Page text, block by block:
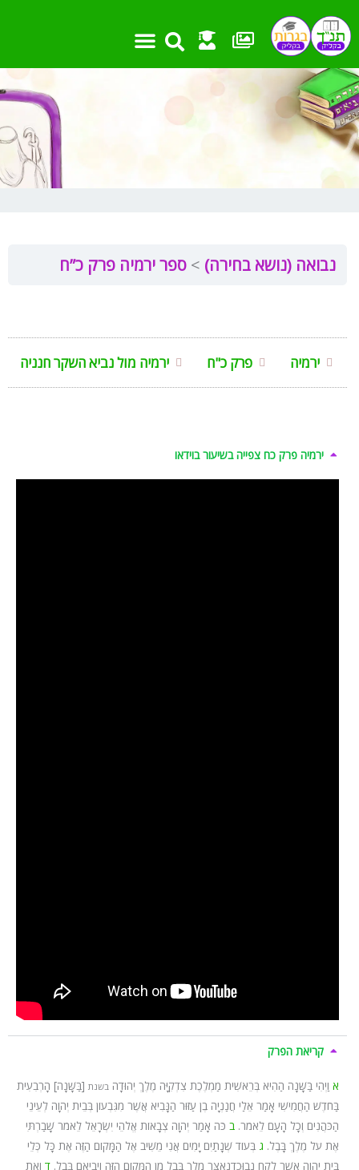
לתוכן
נבואה (נושא בחירה) ספר ירמיה פרק כ”ח
ירמיה פרק כ"ח ירמיה מול נביא השקר חנניה
ירמיה פרק כח צפייה בשיעור בוידאו
קריאת הפרק
א וַיְהִי בַּשָּׁנָה הַהִיא בְּרֵאשִׁית מַמְלֶכֶת צִדְקִיָּה מֶלֶךְ יְהוּדָה בשנת [בַּשָּׁנָה] הָרְבִעִית
בַּחֹדֶשׁ הַחֲמִישִׁי אָמַר אֵלַי חֲנַנְיָה בֶן עַזּוּר הַנָּבִיא אֲשֶׁר מִגִּבְעוֹן בְּבֵית יְהוָה לְעֵינֵי
הַכֹּהֲנִים וְכָל הָעָם לֵאמֹר. ב כֹּה אָמַר יְהוָה צְבָאוֹת אֱלֹהֵי יִשְׂרָאֵל לֵאמֹר שָׁבַרְתִּי
אֶת עֹל מֶלֶךְ בָּבֶל. ג בְּעוֹד שְׁנָתַיִם יָמִים אֲנִי מֵשִׁיב אֶל הַמָּקוֹם הַזֶּה אֶת כָּל כְּלֵי
בֵּית יְהוָה אֲשֶׁר לָקַח נְבוּכַדנֶאצַּר מֶלֶךְ בָּבֶל מִן הַמָּקוֹם הַזֶּה וַיְבִיאֵם בָּבֶל. ד וְאֶת